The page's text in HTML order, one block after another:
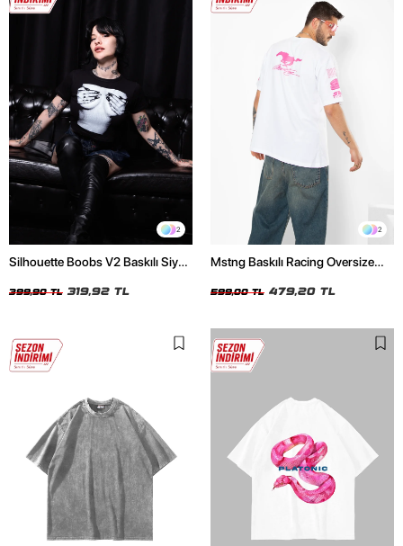
2
Silhouette Boobs V2 Baskılı Siyah
399,90 TL 319,92 TL
2
Mstng Baskılı Racing Oversize
599,00 TL 479,20 TL